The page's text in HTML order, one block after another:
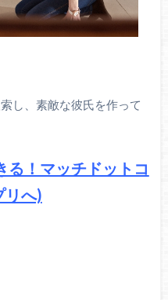
し、素敵な彼氏を作って
る！マッチドットコ
リへ)